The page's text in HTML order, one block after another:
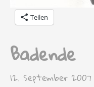
Teilen
Badende
12. September 2007